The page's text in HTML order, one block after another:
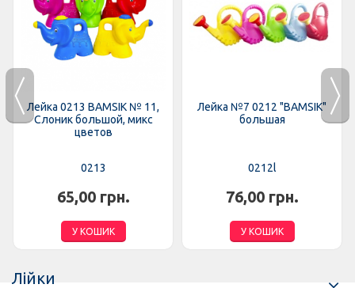
Лейка 0213 BAMSIK № 11,
Слоник большой, микс
цветов
0213
65,00 грн.
У КОШИК
Лейка №7 0212 "BAMSIK"
большая
0212l
76,00 грн.
У КОШИК
Лійки